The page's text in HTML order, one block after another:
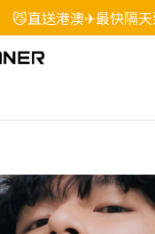
😼直送港澳✈最快隔天